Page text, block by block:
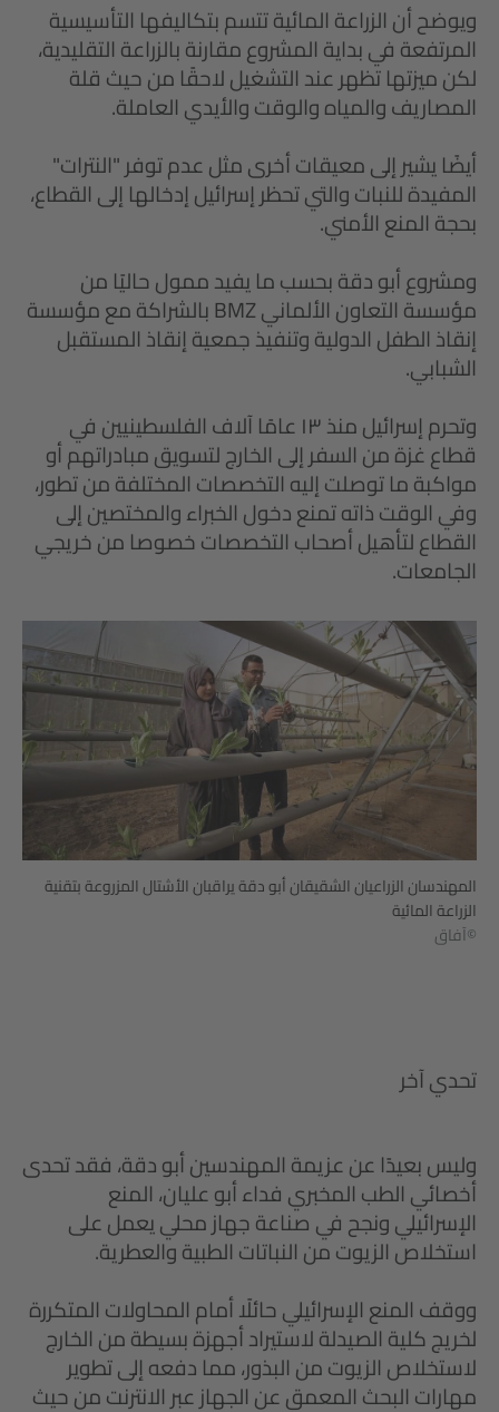
ويوضح أن الزراعة المائية تتسم بتكاليفها التأسيسية
المرتفعة في بداية المشروع مقارنة بالزراعة التقليدية،
لكن ميزتها تظهر عند التشغيل لاحقًا من حيث قلة
المصاريف والمياه والوقت والأيدي العاملة.
أيضًا يشير إلى معيقات أخرى مثل عدم توفر "النترات"
المفيدة للنبات والتي تحظر إسرائيل إدخالها إلى القطاع،
بحجة المنع الأمني.
ومشروع أبو دقة بحسب ما يفيد ممول حاليًا من
مؤسسة التعاون الألماني BMZ بالشراكة مع مؤسسة
إنقاذ الطفل الدولية وتنفيذ جمعية إنقاذ المستقبل
الشبابي.
وتحرم إسرائيل منذ ١٣ عامًا آلاف الفلسطينيين في
قطاع غزة من السفر إلى الخارج لتسويق مبادراتهم أو
مواكبة ما توصلت إليه التخصصات المختلفة من تطور،
وفي الوقت ذاته تمنع دخول الخبراء والمختصين إلى
القطاع لتأهيل أصحاب التخصصات خصوصا من خريجي
الجامعات.
المهندسان الزراعيان الشقيقان أبو دقة يراقبان الأشتال المزروعة بتقنية
الزراعة المائية
©آفاق
تحدي آخر
وليس بعيدًا عن عزيمة المهندسين أبو دقة، فقد تحدى
أخصائي الطب المخبري فداء أبو عليان، المنع
الإسرائيلي ونجح في صناعة جهاز محلي يعمل على
استخلاص الزيوت من النباتات الطبية والعطرية.
ووقف المنع الإسرائيلي حائلًا أمام المحاولات المتكررة
لخريج كلية الصيدلة لاستيراد أجهزة بسيطة من الخارج
لاستخلاص الزيوت من البذور، مما دفعه إلى تطوير
مهارات البحث المعمق عن الجهاز عبر الانترنت من حيث